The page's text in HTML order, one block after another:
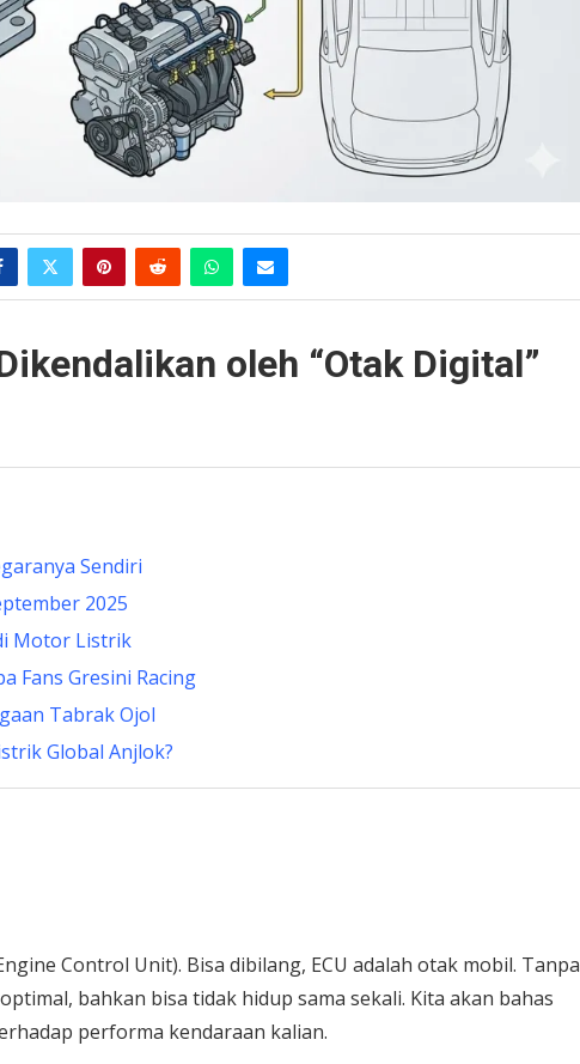
oleh “Otak Digital”
Sendiri
2025
Motor Listrik
Fans Gresini Racing
Tabrak Ojol
Global Anjlok?
Control Unit). Bisa dibilang, ECU adalah otak mobil. Tanpa
bahkan bisa tidak hidup sama sekali. Kita akan bahas
performa kendaraan kalian.